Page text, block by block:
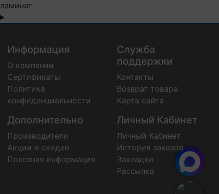
ламинат
Информация
О компании
Сертификаты
Политика
конфиденциальности
Служба
поддержки
Контакты
Возврат товара
Карта сайта
Дополнительно
Производители
Акции и скидки
Полезная информация
Личный Кабинет
Личный Кабинет
История заказов
Закладки
Рассылка